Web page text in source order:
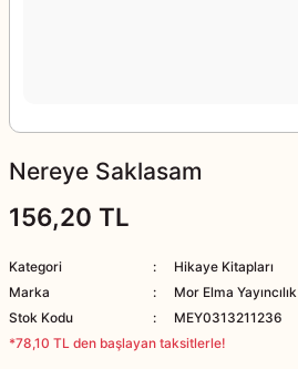
Nereye Saklasam
156,20 TL
Kategori
Hikaye Kitapları
Marka
Mor Elma Yayıncılık
Stok Kodu
MEY0313211236
*78,10 TL den başlayan taksitlerle!